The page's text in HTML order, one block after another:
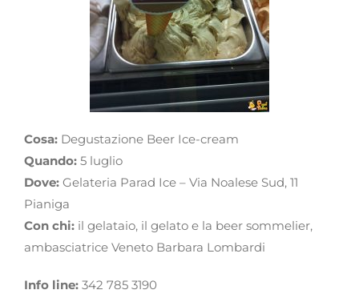
Cosa: Degustazione Beer Ice-cream
Quando: 5 luglio
Dove: Gelateria Parad Ice – Via Noalese Sud, 11
Pianiga
Con chi: il gelataio, il gelato e la beer sommelier,
ambasciatrice Veneto Barbara Lombardi
Info line: 342 785 3190